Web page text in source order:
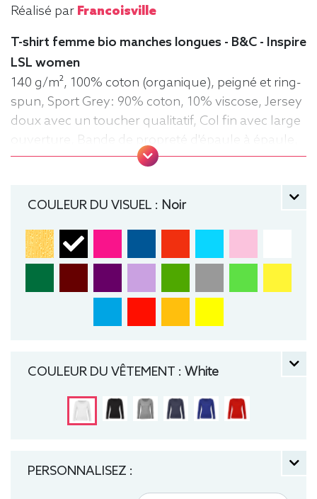
Réalisé par Francoisville
T-shirt femme bio manches longues - B&C - Inspire
LSL women
140 g/m², 100% coton (organique), peigné et ring-
spun, Sport Grey: 90% coton, 10% viscose, Jersey
doux avec un toucher qualitatif, Col fin avec large
ouverture, Bande de propreté d'épaule à épaule,
Coutures latérales, Lavable jusqu'à 40°C, Moyen
rond, Bio / Organic, B&C
COULEUR DU VISUEL : Noir
COULEUR DU VÊTEMENT : White
PERSONNALISEZ :